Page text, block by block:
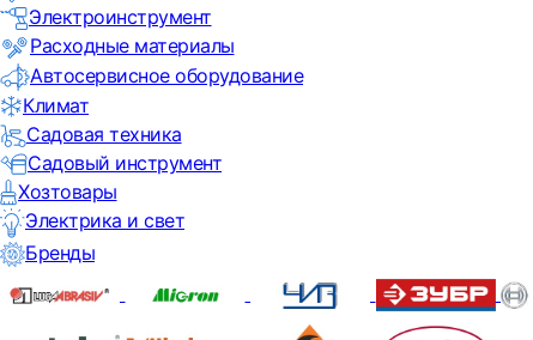
Электроинструмент
Расходные материалы
Автосервисное оборудование
Климат
Садовая техника
Садовый инструмент
Хозтовары
Электрика и свет
Бренды